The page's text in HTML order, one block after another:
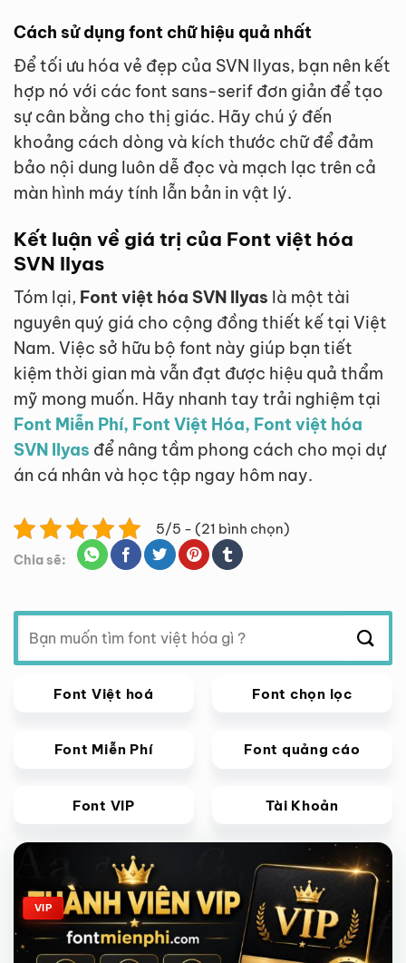
Cách sử dụng font chữ hiệu quả nhất
Để tối ưu hóa vẻ đẹp của SVN Ilyas, bạn nên kết
hợp nó với các font sans-serif đơn giản để tạo
sự cân bằng cho thị giác. Hãy chú ý đến
khoảng cách dòng và kích thước chữ để đảm
bảo nội dung luôn dễ đọc và mạch lạc trên cả
màn hình máy tính lẫn bản in vật lý.
Kết luận về giá trị của Font việt hóa
SVN Ilyas
Tóm lại, Font việt hóa SVN Ilyas là một tài
nguyên quý giá cho cộng đồng thiết kế tại Việt
Nam. Việc sở hữu bộ font này giúp bạn tiết
kiệm thời gian mà vẫn đạt được hiệu quả thẩm
mỹ mong muốn. Hãy nhanh tay trải nghiệm tại
Font Miễn Phí, Font Việt Hóa, Font việt hóa
SVN Ilyas để nâng tầm phong cách cho mọi dự
án cá nhân và học tập ngay hôm nay.
5/5 - (21 bình chọn)
Chia sẽ:
Tìm
kiếm:
Font Việt hoá Font chọn lọc
Font Miễn Phí Font quảng cáo
Font VIP Tài Khoản
Giảm giá!
VIP